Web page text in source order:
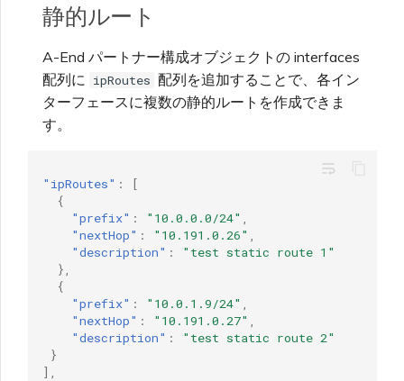
静的ルート
A-End パートナー構成オブジェクトの interfaces
配列に
ipRoutes 配列を追加することで、各イン
ターフェースに複数の静的ルートを作成できま
す。
wrap_text
"ipRoutes" :
[
{
"prefix" : "10.0.0.0/24" ,
"nextHop" : "10.191.0.26" ,
"description" :
"test static route 1"
},
{
"prefix" : "10.0.1.9/24" ,
"nextHop" : "10.191.0.27" ,
"description" :
"test static route 2"
}
],